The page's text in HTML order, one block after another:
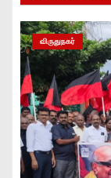
விருதுநகர்